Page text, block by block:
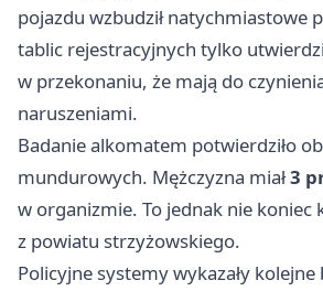
pojazdu wzbudził natychmiastowe
tablic rejestracyjnych tylko
w przekonaniu, że mają do
naruszeniami.
Badanie alkomatem potwierdziło
mundurowych. Mężczyzna miał3
w organizmie. To jednak nie koniec
z powiatu strzyżowskiego.
Policyjne systemy wykazały